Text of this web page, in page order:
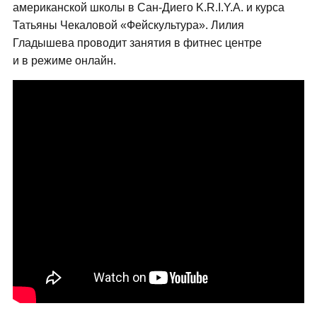
американской школы в Сан-Диего K.R.I.Y.A. и курса
Татьяны Чекаловой «Фейскультура». Лилия
Гладышева проводит занятия в фитнес центре
и в режиме онлайн.